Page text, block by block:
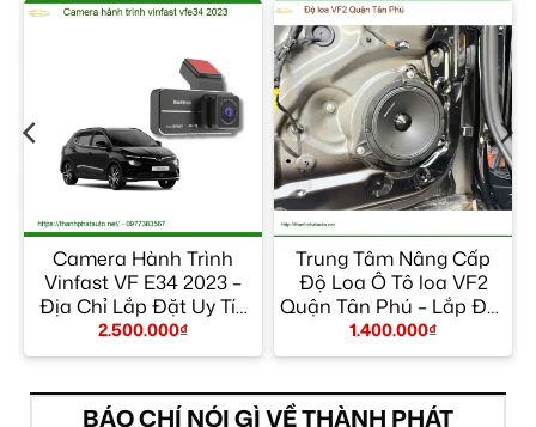
Camera Hành Trình
Vinfast VF E34 2023 –
Địa Chỉ Lắp Đặt Uy Tín
TPHCM
2.500.000₫
Trung Tâm Nâng Cấp
Độ Loa Ô Tô loa VF2
Quận Tân Phú – Lắp Đặt
Uy Tín TPHCM
1.400.000₫
BÁO CHÍ NÓI GÌ VỀ THÀNH PHÁT